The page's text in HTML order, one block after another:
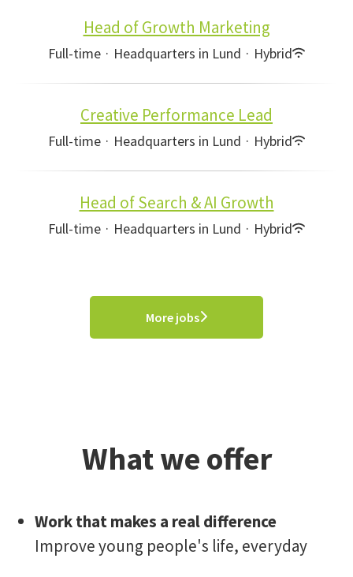
Head of Growth Marketing
Full-time · Headquarters in Lund · Hybrid
Creative Performance Lead
Full-time · Headquarters in Lund · Hybrid
Head of Search & AI Growth
Full-time · Headquarters in Lund · Hybrid
More jobs
What we offer
Work that makes a real difference
Improve young people's life, everyday